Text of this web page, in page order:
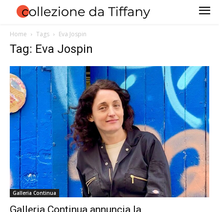
Home Tags Eva Jospin
Tag: Eva Jospin
Galleria Continua